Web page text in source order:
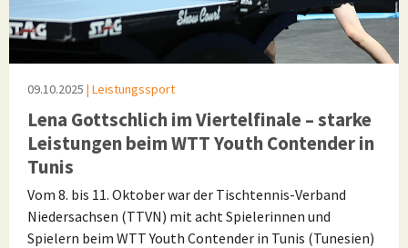
09.10.2025 | Leistungssport
Lena Gottschlich im Viertelfinale – starke
Leistungen beim WTT Youth Contender in
Tunis
Vom 8. bis 11. Oktober war der Tischtennis-Verband
Niedersachsen (TTVN) mit acht Spielerinnen und
Spielern beim WTT Youth Contender in Tunis (Tunesien)